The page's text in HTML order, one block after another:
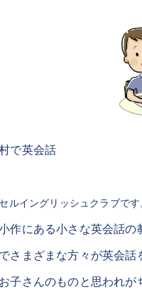
で英会話
ルイングリッシュクラブです
作にある小さな英会話の
さまざまな方々が英会話
子さんのものと思われが